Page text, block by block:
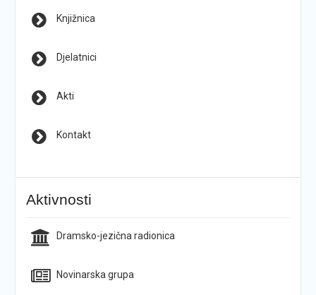
Knjižnica
Djelatnici
Akti
Kontakt
Aktivnosti
Dramsko-jezična radionica
Novinarska grupa